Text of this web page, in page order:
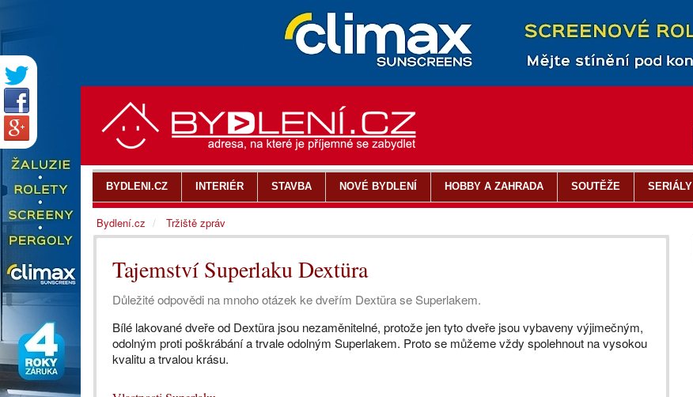
Tajemství Superlaku Dextüra
Důležité odpovědi na mnoho otázek ke dveřím Dextüra se Superlakem.
Bílé lakované dveře od Dextüra jsou nezaměnitelné, protože jen tyto dveře jsou vybaveny výjimečným,
odolným proti poškrábání a trvale odolným Superlakem. Proto se můžeme vždy spolehnout na vysokou
kvalitu a trvalou krásu.
BYDLENI.CZ INTERIÉR STAVBA NOVÉ BYDLENÍ HOBBY A ZAHRADA SOUTĚŽE SERIÁLY
Bydlení.cz Tržiště zpráv